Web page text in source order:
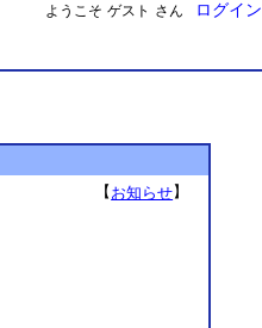
ようこそ ゲスト さん ログイン
【お知らせ】